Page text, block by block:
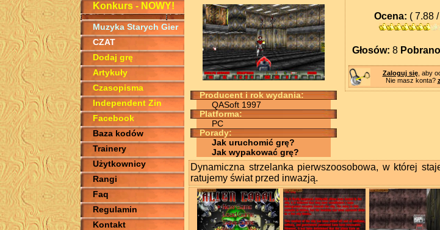
Konkurs - NOWY!
Muzyka Starych Gier
CZAT
Dodaj grę
Artykuły
Czasopisma
Independent Zin
Facebook
Baza kodów
Trainery
Użytkownicy
Rangi
Faq
Regulamin
Kontakt
Producent i rok wydania:
QASoft 1997
Platforma:
PC
Porady:
Jak uruchomić grę?
Jak wypakować grę?
Ocena: ( 7.88
Głosów: 8
Zaloguj się, aby
Nie masz konta?
Dynamiczna strzelanka pierwszoosobowa, w której
ratujemy świat przed inwazją.